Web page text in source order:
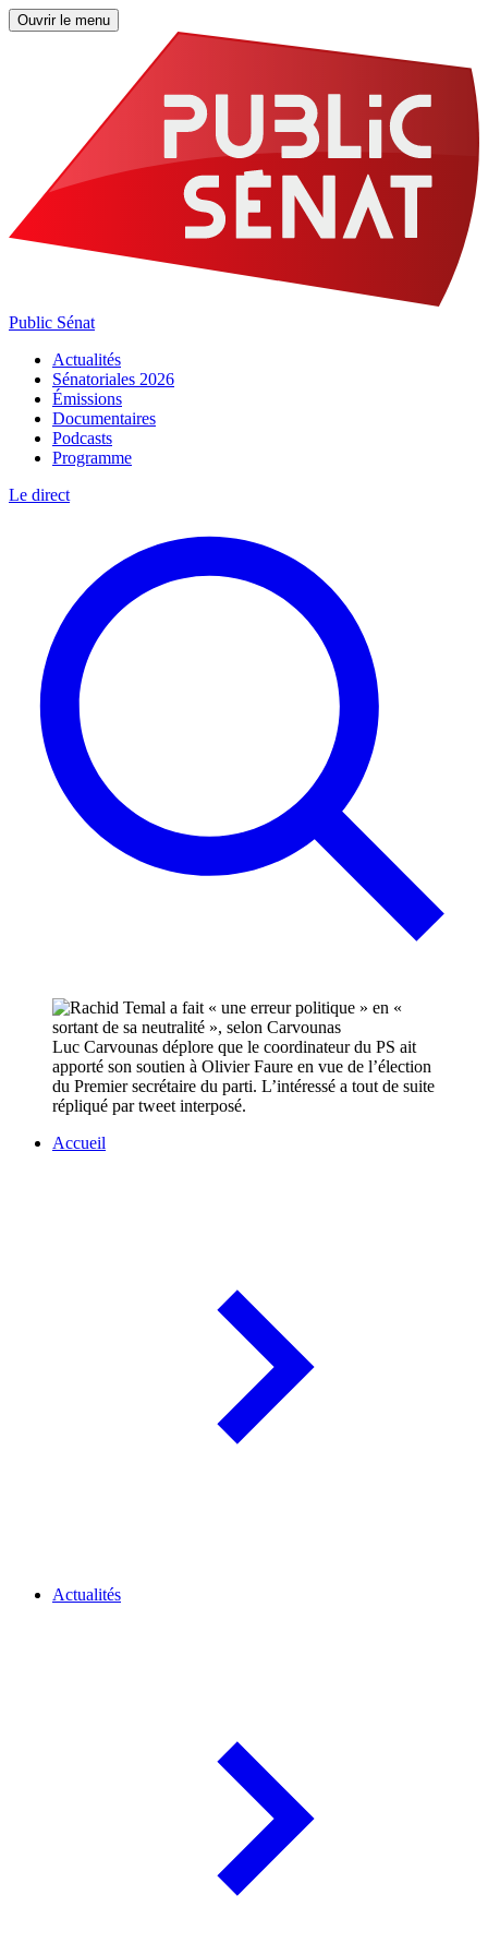
Ouvrir le menu
Public Sénat
Actualités
Sénatoriales 2026
Émissions
Documentaires
Podcasts
Programme
Le direct
Luc Carvounas déplore que le coordinateur du PS ait
apporté son soutien à Olivier Faure en vue de l’élection
du Premier secrétaire du parti. L’intéressé a tout de suite
répliqué par tweet interposé.
Accueil
Actualités